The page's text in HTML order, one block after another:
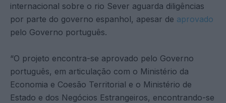
internacional sobre o rio Sever aguarda diligências
por parte do governo espanhol, apesar de aprovado
pelo Governo português.
“O projeto encontra-se aprovado pelo Governo
português, em articulação com o Ministério da
Economia e Coesão Territorial e o Ministério de
Estado e dos Negócios Estrangeiros, encontrando-se